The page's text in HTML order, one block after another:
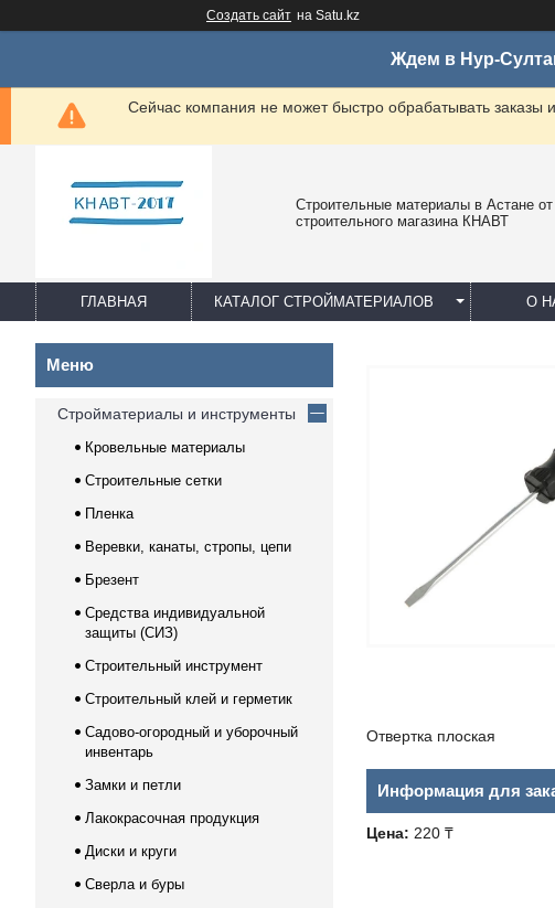
Создать сайт на Satu.kz
Ждем в Нур-
Сейчас компания не может быстро обрабатывать
Строительные материалы в Астане от
строительного магазина КНАВТ
ГЛАВНАЯ КАТАЛОГ СТРОЙМАТЕРИАЛОВ О
Отвертка плоская
Информация для
Цена: 220 ₸
Стройматериалы и инструменты
Кровельные материалы
Строительные сетки
Пленка
Веревки, канаты, стропы, цепи
Брезент
Средства индивидуальной
защиты (СИЗ)
Строительный инструмент
Строительный клей и герметик
Садово-огородный и уборочный
инвентарь
Замки и петли
Лакокрасочная продукция
Диски и круги
Сверла и буры